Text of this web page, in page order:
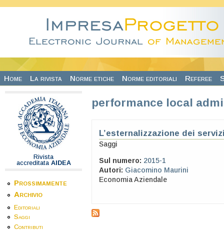
Home La rivista Norme etiche Norme editoriali Referee
Rivista
accreditata AIDEA
Prossimamente
Archivio
Editoriali
Saggi
Contributi
performance local
L’esternalizzazione dei
Saggi
Sul numero: 2015-1
Autori: Giacomino Maurini
Economia Aziendale